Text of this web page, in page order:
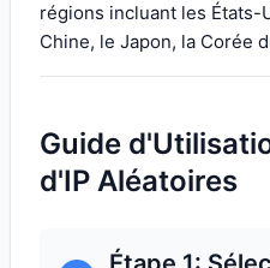
régions incluant les États-
Chine, le Japon, la Corée
Guide
d'IP Aléatoires